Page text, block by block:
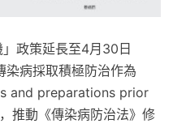
政策延長至4月30日
病採取積極防治作為
and preparations prior
推動《傳染病防治法》修